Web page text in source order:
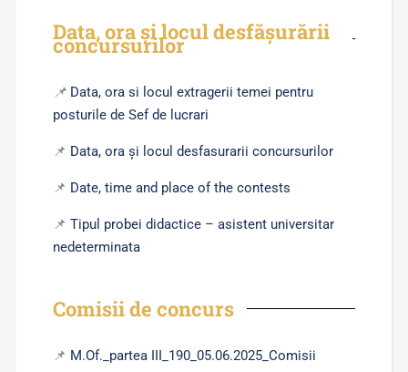
Data, ora și locul desfășurării
concursurilor
📌 Data, ora si locul extragerii temei pentru
posturile de Sef de lucrari
📌 Data, ora și locul desfasurarii concursurilor
📌 Date, time and place of the contests
📌 Tipul probei didactice – asistent universitar
nedeterminata
Comisii de concurs
📌 M.Of._partea III_190_05.06.2025_Comisii